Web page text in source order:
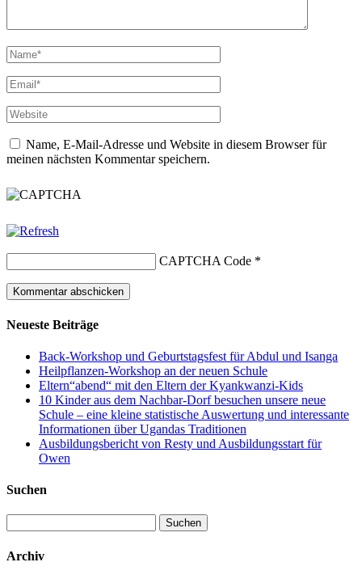
Name, E-Mail-Adresse und Website in diesem Browser für
meinen nächsten Kommentar speichern.
CAPTCHA Code *
Neueste Beiträge
Back-Workshop und Geburtstagsfest für Abdul und Isanga
Heilpflanzen-Workshop an der neuen Schule
Eltern“abend“ mit den Eltern der Kyankwanzi-Kids
10 Kinder aus dem Nachbar-Dorf besuchen unsere neue
Schule – eine kleine statistische Auswertung und interessante
Informationen über Ugandas Traditionen
Ausbildungsbericht von Resty und Ausbildungsstart für
Owen
Suchen
nach:
Archiv